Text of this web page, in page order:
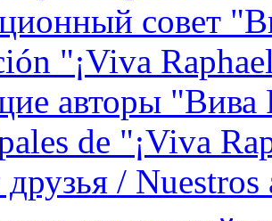
совет
"¡Viva
авторы "Вива
de "¡Viva
/ Nuestros